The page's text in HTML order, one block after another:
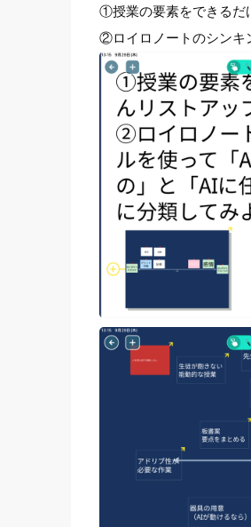
①授業の要素をできるだ
②ロイロノートのシンキ